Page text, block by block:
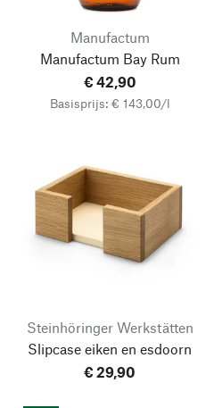
Manufactum
Manufactum Bay Rum
€ 42,90
Basisprijs: € 143,00/l
Steinhöringer Werkstätten
Slipcase eiken en esdoorn
€ 29,90